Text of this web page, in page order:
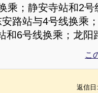
乘；静安寺站和2
路站与4号线换乘
和6号线换乘；龙阳
こ
返信